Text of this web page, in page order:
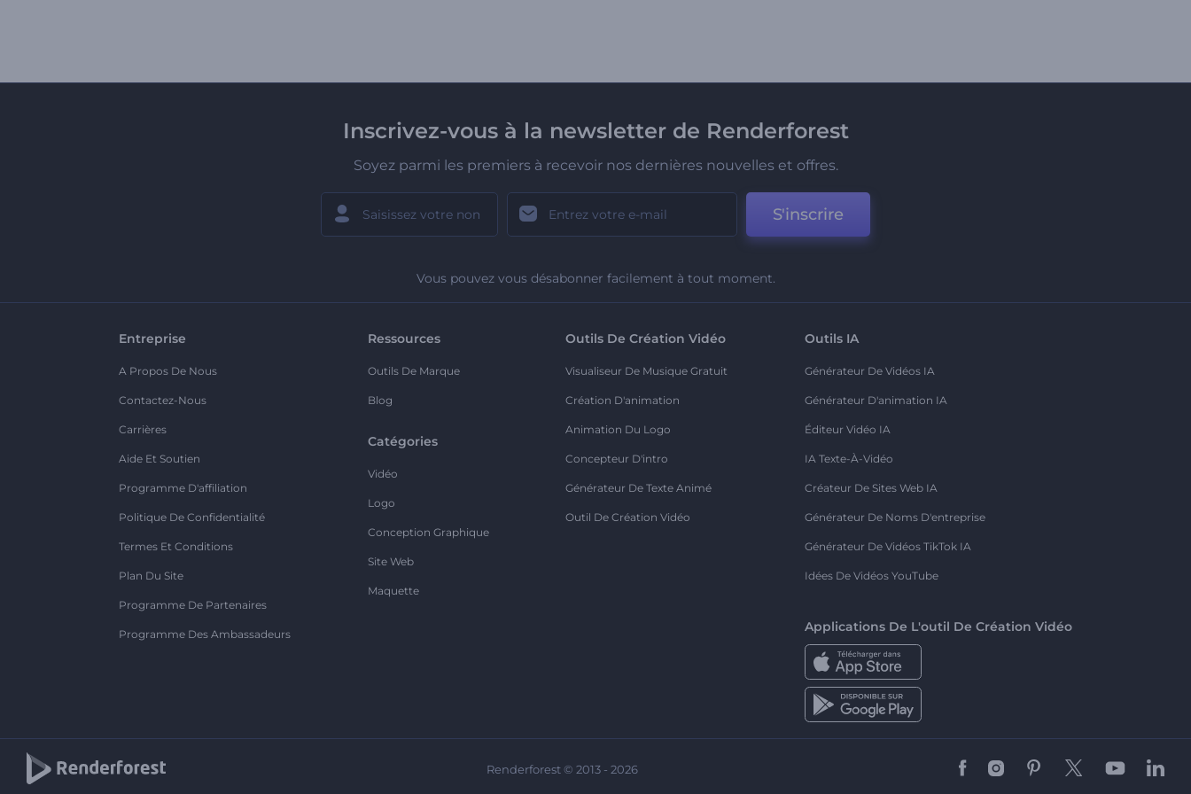
Inscrivez-vous à la newsletter de Renderforest
Soyez parmi les premiers à recevoir nos dernières nouvelles et offres.
S'inscrire
Vous pouvez vous désabonner facilement à tout moment.
Entreprise
A Propos De Nous
Contactez-Nous
Carrières
Aide Et Soutien
Programme D'affiliation
Politique De Confidentialité
Termes Et Conditions
Plan Du Site
Programme De Partenaires
Programme Des Ambassadeurs
Ressources
Outils De Marque
Blog
Catégories
Vidéo
Logo
Conception Graphique
Site Web
Maquette
Outils De Création Vidéo
Visualiseur De Musique Gratuit
Création D'animation
Animation Du Logo
Concepteur D'intro
Générateur De Texte Animé
Outil De Création Vidéo
Outils IA
Générateur De Vidéos IA
Générateur D'animation IA
Éditeur Vidéo IA
IA Texte-À-Vidéo
Créateur De Sites Web IA
Générateur De Noms D'entreprise
Générateur De Vidéos TikTok IA
Idées De Vidéos YouTube
Applications De L'outil De Création Vidéo
Renderforest © 2013 - 2026